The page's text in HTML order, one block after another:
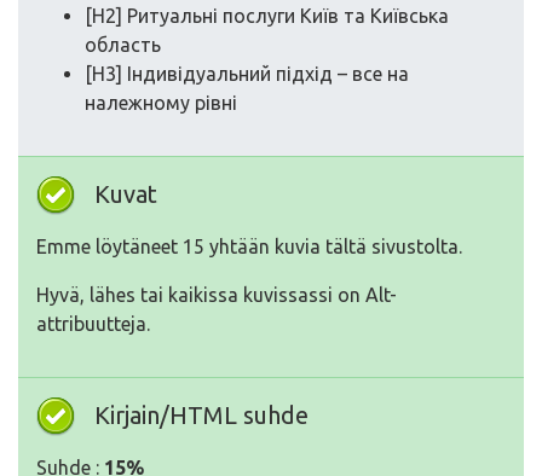
[H2] Ритуальні послуги Київ та Київська
область
[H3] Індивідуальний підхід – все на
належному рівні
Kuvat
Emme löytäneet 15 yhtään kuvia tältä sivustolta.
Hyvä, lähes tai kaikissa kuvissassi on Alt-
attribuutteja.
Kirjain/HTML suhde
Suhde : 15%